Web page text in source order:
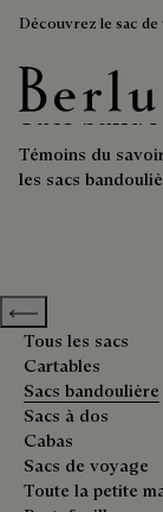
Découvrez le sac de
Page d'Accueil
Sacs
Témoins du
les sacs
Previous categories
Tous les sacs
Cartables
Sacs bandoulière
Sacs à dos
Cabas
Sacs de voyage
Toute la petite